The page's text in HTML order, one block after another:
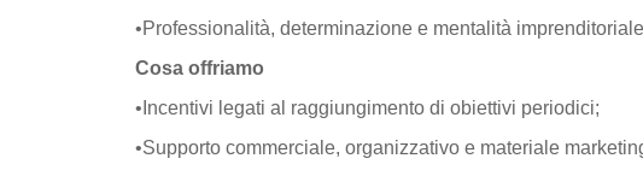
•Professionalità, determinazione e mentalità
Cosa offriamo
•Incentivi legati al raggiungimento di obiettivi periodici;
•Supporto commerciale, organizzativo e materiale